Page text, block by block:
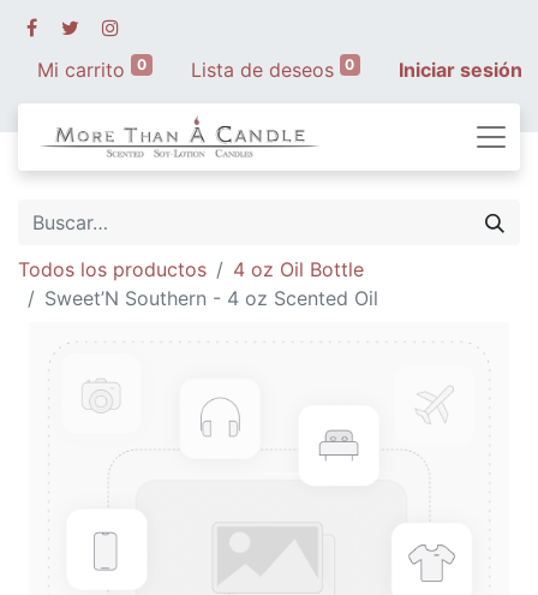
Mi carrito 0 Lista de deseos 0 Iniciar sesión
Todos los productos
4 oz Oil Bottle
Sweet’N Southern - 4 oz Scented Oil